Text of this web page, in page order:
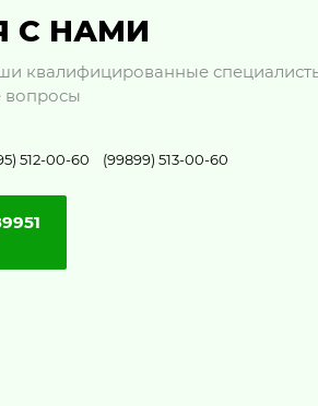
С НАМИ
квалифицированные
вопросы
512-00-60 (99899) 513-00-60